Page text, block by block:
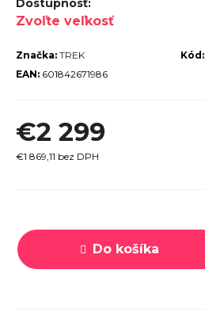
Zvoľte veľkosť
Kód:
Značka: TREK
EAN: 601842671986
€2 299
€1 869,11 bez DPH
cena:
Do košíka
X 3.0
/
2025
€600
€899